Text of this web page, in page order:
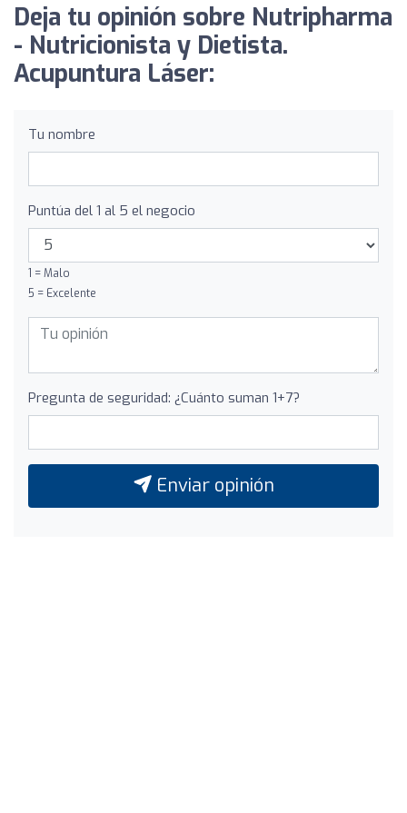
Deja tu opinión sobre Nutripharma
- Nutricionista y Dietista.
Acupuntura Láser:
Tu nombre
Puntúa del 1 al 5 el negocio
1 = Malo
5 = Excelente
Pregunta de seguridad: ¿Cuánto suman 1+7?
Enviar opinión